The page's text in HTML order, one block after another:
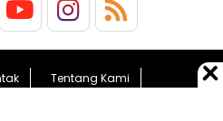
Tentang Kami